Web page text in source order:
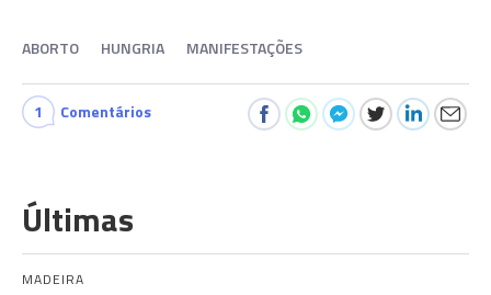
ABORTO HUNGRIA MANIFESTAÇÕES
1 Comentários
Últimas
MADEIRA